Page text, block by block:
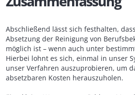
Abschließend lässt sich festhalten,
Absetzung der Reinigung von
möglich ist – wenn auch unter
Hierbei lohnt es sich, einmal in unser
unser Verfahren auszuprobieren, um
absetzbaren Kosten herauszuholen.